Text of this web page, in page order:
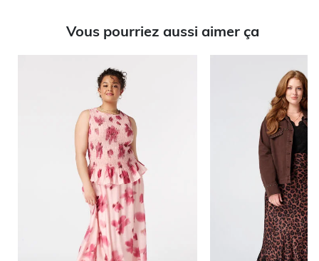
Vous pourriez aussi aimer ça